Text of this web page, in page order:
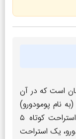
است که در آن
کامل (به نام پومودورو)
تقسیم می‌شود و بین هر بازه، یک استراحت کوتاه ۵
یک استراحت